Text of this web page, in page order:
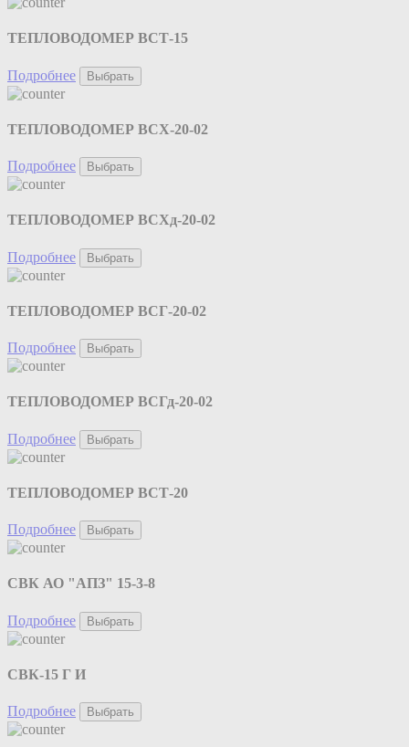
ТЕПЛОВОДОМЕР ВСТ-15
Подробнее Выбрать
ТЕПЛОВОДОМЕР ВСХ-20-02
Подробнее Выбрать
ТЕПЛОВОДОМЕР ВСХд-20-02
Подробнее Выбрать
ТЕПЛОВОДОМЕР ВСГ-20-02
Подробнее Выбрать
ТЕПЛОВОДОМЕР ВСГд-20-02
Подробнее Выбрать
ТЕПЛОВОДОМЕР ВСТ-20
Подробнее Выбрать
СВК АО "АПЗ" 15-3-8
Подробнее Выбрать
СВК-15 Г И
Подробнее Выбрать